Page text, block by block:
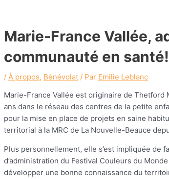
Marie-France Vallée,
communauté en santé!
/ À propos, Bénévolat / Par Emilie Leblanc
Marie-France Vallée est originaire de
ans dans le réseau des centres de la petite
pour la mise en place de projets en saine
territorial à la MRC de La Nouvelle-Beauce
Plus personnellement, elle s’est impliquée de
d’administration du Festival Couleurs du
développer une bonne connaissance du